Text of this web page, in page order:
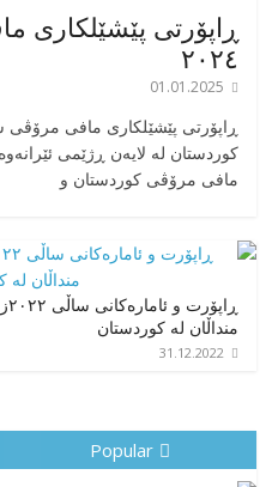
ڕاپۆرتی پێشێلکاری
٢٠٢٤
01.01.2025
مافی مرۆڤی کوردستان و
منداڵان لە کوردستان
31.12.2022
Popular